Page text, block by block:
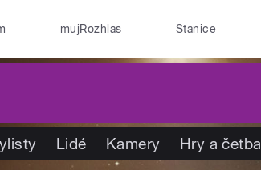
mujRozhlas Stanice
Lidé Kamery Hry a četba